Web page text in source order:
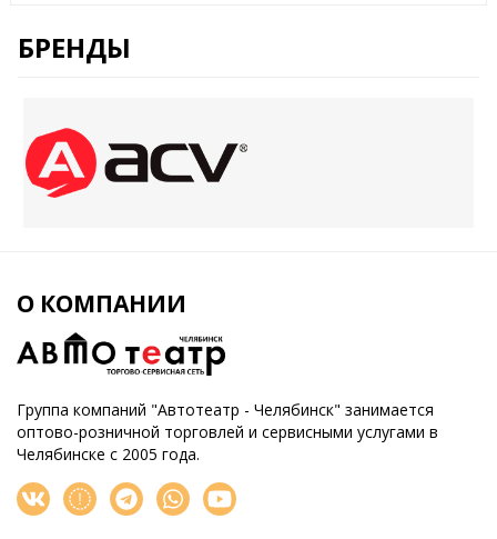
БРЕНДЫ
О КОМПАНИИ
Группа компаний "Автотеатр - Челябинск" занимается
оптово-розничной торговлей и сервисными услугами в
Челябинске с 2005 года.